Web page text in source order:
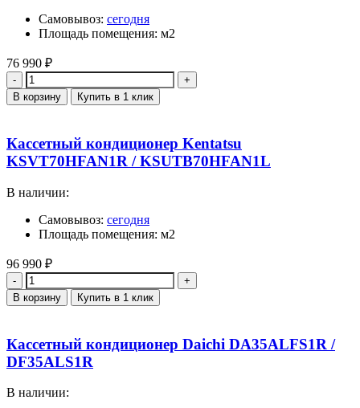
Самовывоз: сегодня
Площадь помещения: м2
76 990 ₽
Количество
В корзину Купить в 1 клик
Кассетный кондиционер Kentatsu
KSVT70HFAN1R / KSUTB70HFAN1L
В наличии:
Самовывоз: сегодня
Площадь помещения: м2
96 990 ₽
Количество
В корзину Купить в 1 клик
Кассетный кондиционер Daichi DA35ALFS1R /
DF35ALS1R
В наличии: